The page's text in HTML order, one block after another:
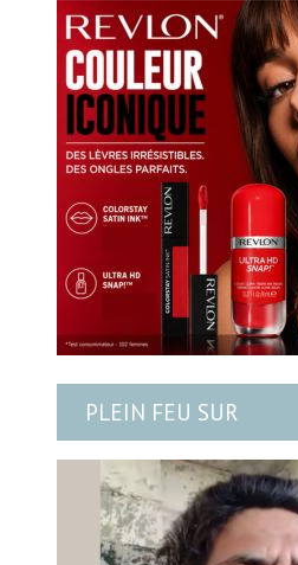
PLEIN FEU SUR